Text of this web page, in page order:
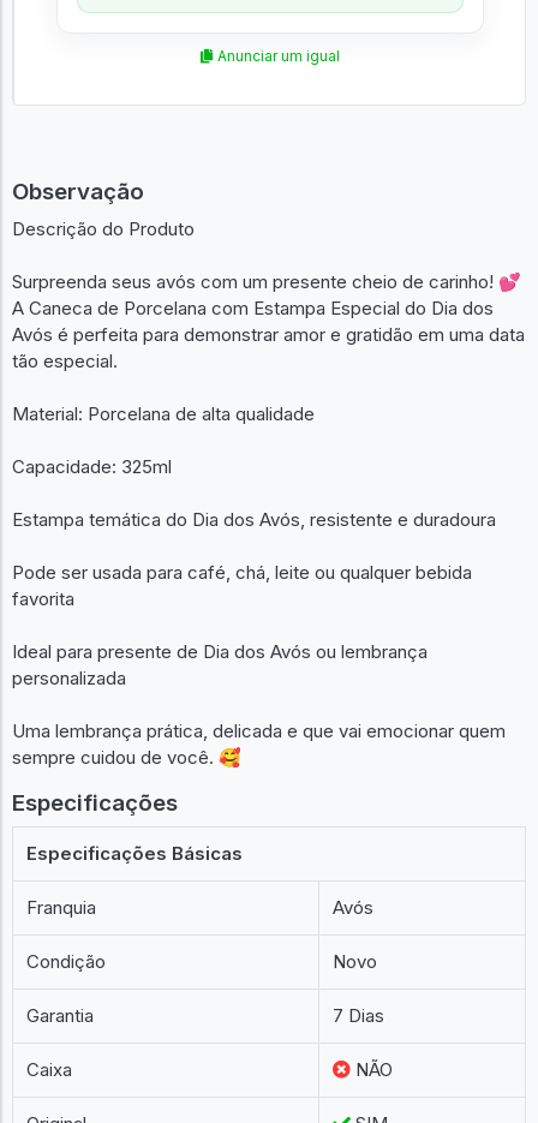
Anunciar um igual
Observação
Descrição do Produto
Surpreenda seus avós com um presente cheio de carinho! 💕
A Caneca de Porcelana com Estampa Especial do Dia dos
Avós é perfeita para demonstrar amor e gratidão em uma data
tão especial.
Material: Porcelana de alta qualidade
Capacidade: 325ml
Estampa temática do Dia dos Avós, resistente e duradoura
Pode ser usada para café, chá, leite ou qualquer bebida
favorita
Ideal para presente de Dia dos Avós ou lembrança
personalizada
Uma lembrança prática, delicada e que vai emocionar quem
sempre cuidou de você. 🥰
Especificações
Especificações Básicas
Franquia Avós
Condição Novo
Garantia 7 Dias
Caixa NÃO